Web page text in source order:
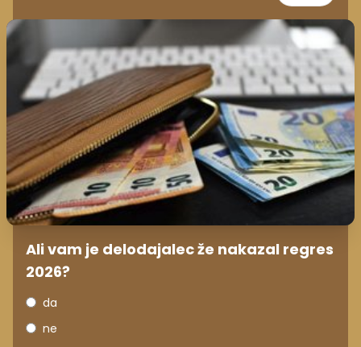
Ali vam je delodajalec že nakazal regres
2026?
da
ne
nisem zaposlen
MOŠKI ŽENSKA
Zadnji dan, do katerega mora biti izplačan